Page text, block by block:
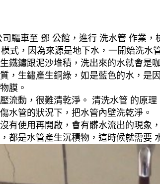
驅車至 鄧 公館，進行 洗水管 作業
式，因為來源是地下水，一開始洗
鐵鏽跟泥沙堆積，洗出來的水就會
，生鏽產生銅綠，如是藍色的水，
膜。
流動，很難清乾淨。 清洗水管 的原
水管的狀況下，把水管內壁洗乾淨。
有使用再開啟，會有髒水流出的現
都是水管產生沉積物，這時候就需要